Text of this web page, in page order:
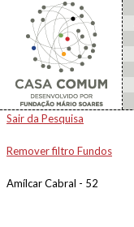
Sair da Pesquisa
Remover filtro Fundos
Amílcar Cabral - 52